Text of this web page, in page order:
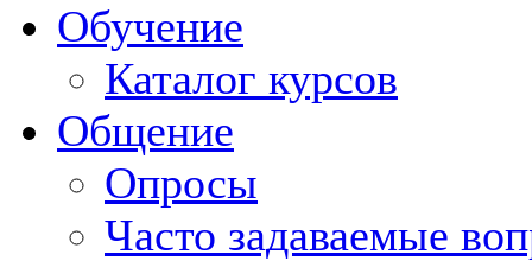
Обучение
Каталог курсов
Общение
Опросы
Часто задаваемые